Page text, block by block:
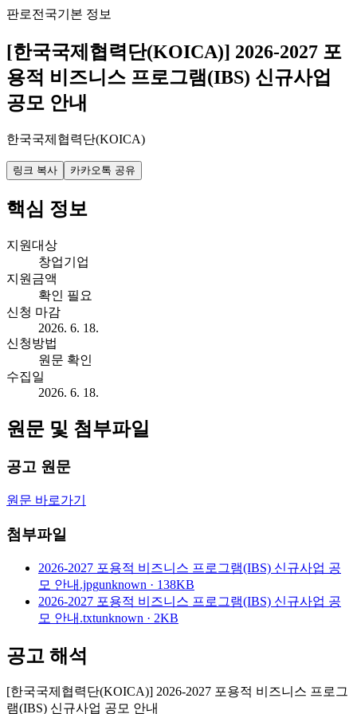
판로전국기본 정보
[한국국제협력단(KOICA)] 2026-2027 포
용적 비즈니스 프로그램(IBS) 신규사업
공모 안내
한국국제협력단(KOICA)
링크 복사 카카오톡 공유
핵심 정보
지원대상
창업기업
지원금액
확인 필요
신청 마감
2026. 6. 18.
신청방법
원문 확인
수집일
2026. 6. 18.
원문 및 첨부파일
공고 원문
원문 바로가기
첨부파일
2026-2027 포용적 비즈니스 프로그램(IBS) 신규사업 공
모 안내.jpgunknown · 138KB
2026-2027 포용적 비즈니스 프로그램(IBS) 신규사업 공
모 안내.txtunknown · 2KB
공고 해석
[한국국제협력단(KOICA)] 2026-2027 포용적 비즈니스 프로그
램(IBS) 신규사업 공모 안내